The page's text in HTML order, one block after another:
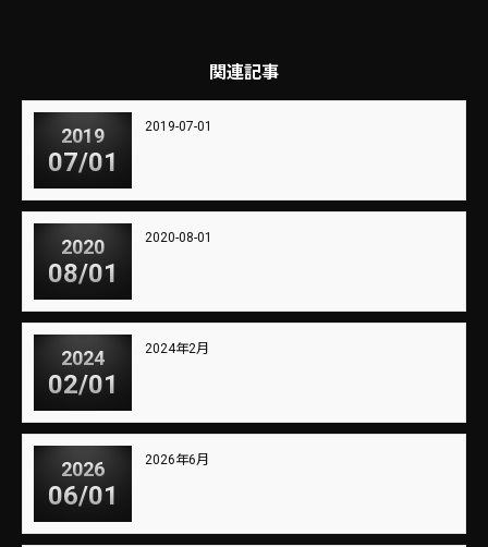
関連記事
2019
07/01
2019-07-01
2020
08/01
2020-08-01
2024
02/01
2024年2月
2026
06/01
2026年6月